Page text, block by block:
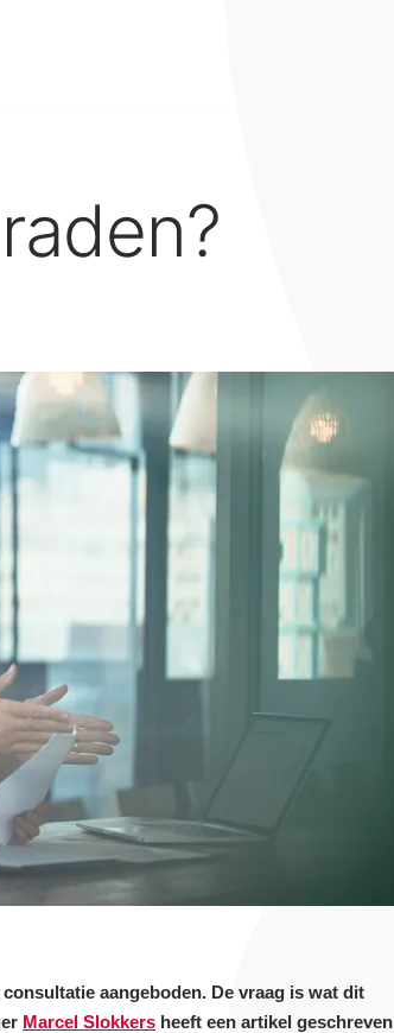
aangeboden. De vraag is wat dit
Marcel Slokkers heeft een artikel geschreven